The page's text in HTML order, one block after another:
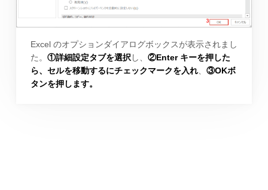
Excel のオプションダイアログボックスが表示されまし
た。 ①詳細設定タブを選択 し、 ②Enter キーを押した
ら、セルを移動するにチェックマークを入れ、 ③OKボ
タンを押します。